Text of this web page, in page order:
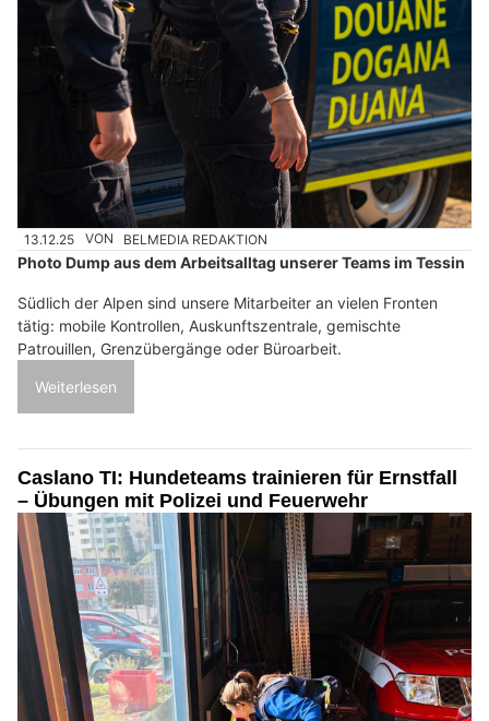
13.12.25 VON BELMEDIA REDAKTION
Photo Dump aus dem Arbeitsalltag unserer Teams im Tessin
Südlich der Alpen sind unsere Mitarbeiter an vielen Fronten
tätig: mobile Kontrollen, Auskunftszentrale, gemischte
Patrouillen, Grenzübergänge oder Büroarbeit.
Weiterlesen
Caslano TI: Hundeteams trainieren für Ernstfall
– Übungen mit Polizei und Feuerwehr